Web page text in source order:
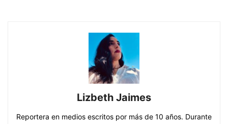
Lizbeth Jaimes
Reportera en medios escritos por más de 10 años. Durante